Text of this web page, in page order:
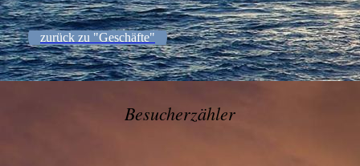
zurück zu "Geschäfte"
Besucherzähler